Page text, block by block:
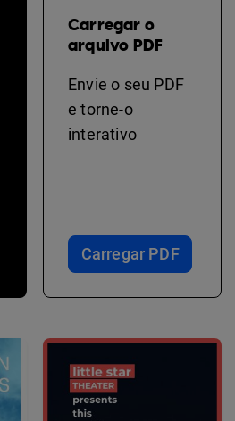
Carregar o
arquivo PDF
Envie o seu PDF
e torne-o
interativo
Carregar PDF